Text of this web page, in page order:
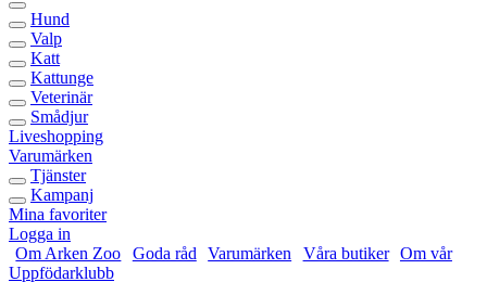
Hund
Valp
Katt
Kattunge
Veterinär
Smådjur
Liveshopping
Varumärken
Tjänster
Kampanj
Mina favoriter
Logga in
Om Arken Zoo
Goda råd Varumärken Våra butiker
Om vår
Uppfödarklubb